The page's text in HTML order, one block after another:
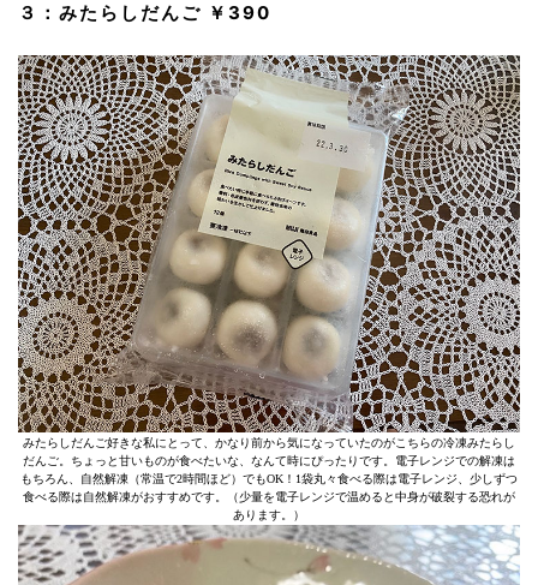
３：みたらしだんご ￥390
みたらしだんご好きな私にとって、かなり前から気になっていたのがこちらの冷凍みたらし
だんご。ちょっと甘いものが食べたいな、なんて時にぴったりです。電子レンジでの解凍は
もちろん、自然解凍（常温で2時間ほど）でもOK！1袋丸々食べる際は電子レンジ、少しずつ
食べる際は自然解凍がおすすめです。（少量を電子レンジで温めると中身が破裂する恐れが
あります。）